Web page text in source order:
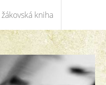
žákovská kniha